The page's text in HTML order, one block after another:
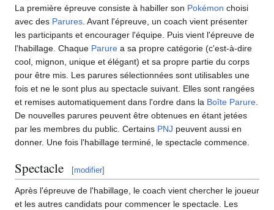
La première épreuve consiste à habiller son Pokémon choisi
avec des Parures . Avant l'épreuve, un coach vient présenter
les participants et encourager l'équipe. Puis vient l'épreuve de
l'habillage. Chaque Parure a sa propre catégorie (c'est-à-dire
cool, mignon, unique et élégant) et sa propre partie du corps
pour être mis. Les parures sélectionnées sont utilisables une
fois et ne le sont plus au spectacle suivant. Elles sont rangées
et remises automatiquement dans l'ordre dans la Boîte Parure
De nouvelles parures peuvent être obtenues en étant jetées
par les membres du public. Certains PNJ peuvent aussi en
donner. Une fois l'habillage terminé, le spectacle commence.
Spectacle [modifier]
Après l'épreuve de l'habillage, le coach vient chercher le joueur
et les autres candidats pour commencer le spectacle. Les